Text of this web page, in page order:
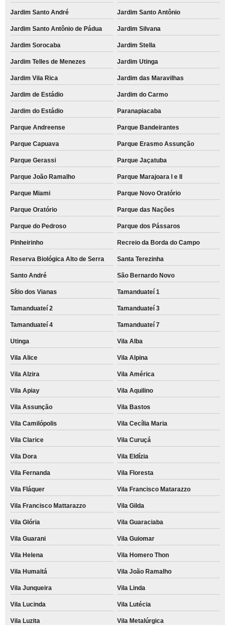
Jardim Santo André Jardim Santo Antônio
Jardim Santo Antônio de Pádua Jardim Silvana
Jardim Sorocaba Jardim Stella
Jardim Telles de Menezes Jardim Utinga
Jardim Vila Rica Jardim das Maravilhas
Jardim de Estádio Jardim do Carmo
Jardim do Estádio Paranapiacaba
Parque Andreense Parque Bandeirantes
Parque Capuava Parque Erasmo Assunção
Parque Gerassi Parque Jaçatuba
Parque João Ramalho Parque Marajoara I e II
Parque Miami Parque Novo Oratório
Parque Oratório Parque das Nações
Parque do Pedroso Parque dos Pássaros
Pinheirinho Recreio da Borda do Campo
Reserva Biológica Alto de Serra Santa Terezinha
Santo André São Bernardo Novo
Sítio dos Vianas Tamanduateí 1
Tamanduateí 2 Tamanduateí 3
Tamanduateí 4 Tamanduateí 7
Utinga Vila Alba
Vila Alice Vila Alpina
Vila Alzira Vila América
Vila Apiay Vila Aquilino
Vila Assunção Vila Bastos
Vila Camilópolis Vila Cecília Maria
Vila Clarice Vila Curuçá
Vila Dora Vila Eldízia
Vila Fernanda Vila Floresta
Vila Fláquer Vila Francisco Matarazzo
Vila Francisco Mattarazzo Vila Gilda
Vila Glória Vila Guaraciaba
Vila Guarani Vila Guiomar
Vila Helena Vila Homero Thon
Vila Humaitá Vila João Ramalho
Vila Junqueira Vila Linda
Vila Lucinda Vila Lutécia
Vila Luzita Vila Metalúrgica